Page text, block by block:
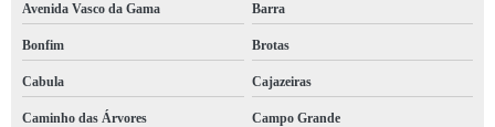
Avenida Vasco da Gama Barra
Bonfim Brotas
Cabula Cajazeiras
Caminho das Árvores Campo Grande